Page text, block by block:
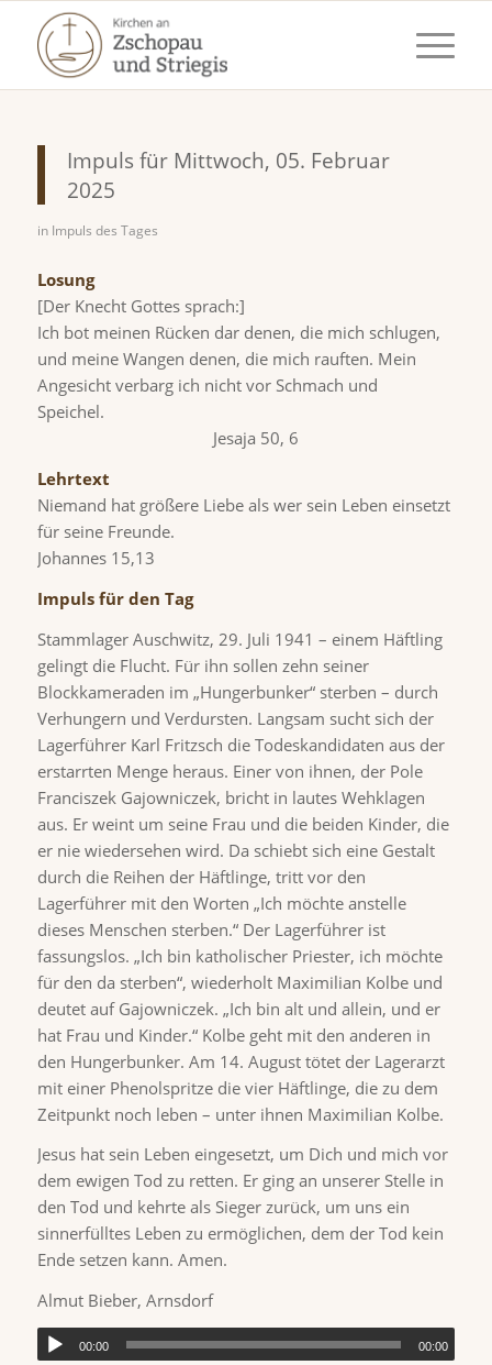
Impuls für Mittwoch, 05. Februar
2025
in Impuls des Tages
Losung
[Der Knecht Gottes sprach:]
Ich bot meinen Rücken dar denen, die mich schlugen,
und meine Wangen denen, die mich rauften. Mein
Angesicht verbarg ich nicht vor Schmach und
Speichel.
Jesaja 50, 6
Lehrtext
Niemand hat größere Liebe als wer sein Leben einsetzt
für seine Freunde.
Johannes 15,13
Impuls für den Tag
Stammlager Auschwitz, 29. Juli 1941 – einem Häftling
gelingt die Flucht. Für ihn sollen zehn seiner
Blockkameraden im „Hungerbunker“ sterben – durch
Verhungern und Verdursten. Langsam sucht sich der
Lagerführer Karl Fritzsch die Todeskandidaten aus der
erstarrten Menge heraus. Einer von ihnen, der Pole
Franciszek Gajowniczek, bricht in lautes Wehklagen
aus. Er weint um seine Frau und die beiden Kinder, die
er nie wiedersehen wird. Da schiebt sich eine Gestalt
durch die Reihen der Häftlinge, tritt vor den
Lagerführer mit den Worten „Ich möchte anstelle
dieses Menschen sterben.“ Der Lagerführer ist
fassungslos. „Ich bin katholischer Priester, ich möchte
für den da sterben“, wiederholt Maximilian Kolbe und
deutet auf Gajowniczek. „Ich bin alt und allein, und er
hat Frau und Kinder.“ Kolbe geht mit den anderen in
den Hungerbunker. Am 14. August tötet der Lagerarzt
mit einer Phenolspritze die vier Häftlinge, die zu dem
Zeitpunkt noch leben – unter ihnen Maximilian Kolbe.
Jesus hat sein Leben eingesetzt, um Dich und mich vor
dem ewigen Tod zu retten. Er ging an unserer Stelle in
den Tod und kehrte als Sieger zurück, um uns ein
sinnerfülltes Leben zu ermöglichen, dem der Tod kein
Ende setzen kann. Amen.
Almut Bieber, Arnsdorf
00:00 00:00